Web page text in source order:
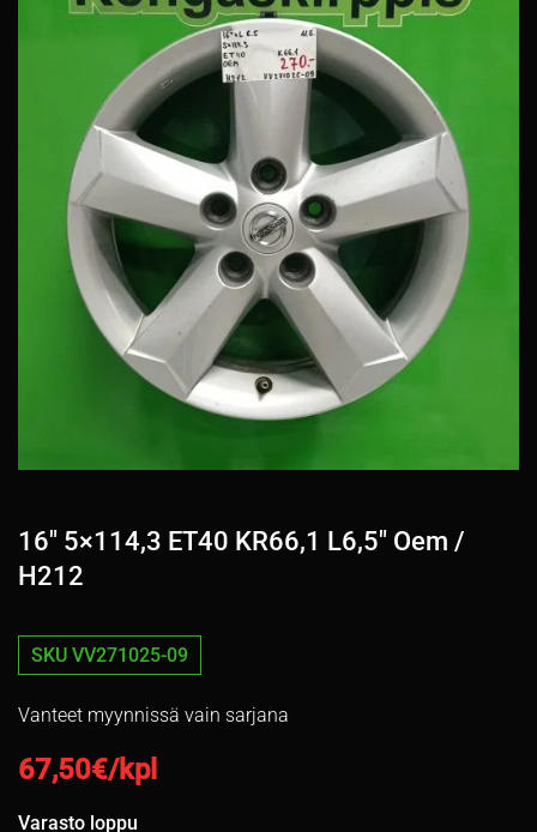
16″ 5×114,3 ET40 KR66,1 L6,5″ Oem /
H212
SKU VV271025-09
Vanteet myynnissä vain sarjana
67,50€/kpl
Varasto loppu